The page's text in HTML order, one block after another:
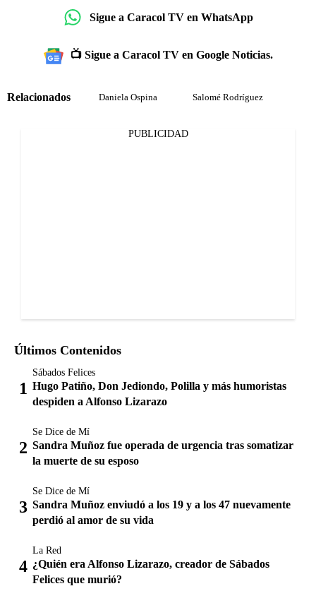
Sigue a Caracol TV en WhatsApp
📺 Sigue a Caracol TV en Google Noticias.
Relacionados Daniela Ospina Salomé Rodríguez
PUBLICIDAD
Últimos Contenidos
Sábados Felices
Hugo Patiño, Don Jediondo, Polilla y más humoristas
despiden a Alfonso Lizarazo
Se Dice de Mí
Sandra Muñoz fue operada de urgencia tras somatizar
la muerte de su esposo
Se Dice de Mí
Sandra Muñoz enviudó a los 19 y a los 47 nuevamente
perdió al amor de su vida
La Red
¿Quién era Alfonso Lizarazo, creador de Sábados
Felices que murió?